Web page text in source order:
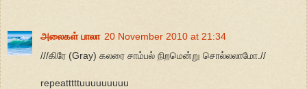
அலைகள் பாலா 20 November 2010 at 21:34
///கிரே (Gray) கலரை சாம்பல் நிறமென்று சொல்லலாமோ.//
repeatttttuuuuuuuuu